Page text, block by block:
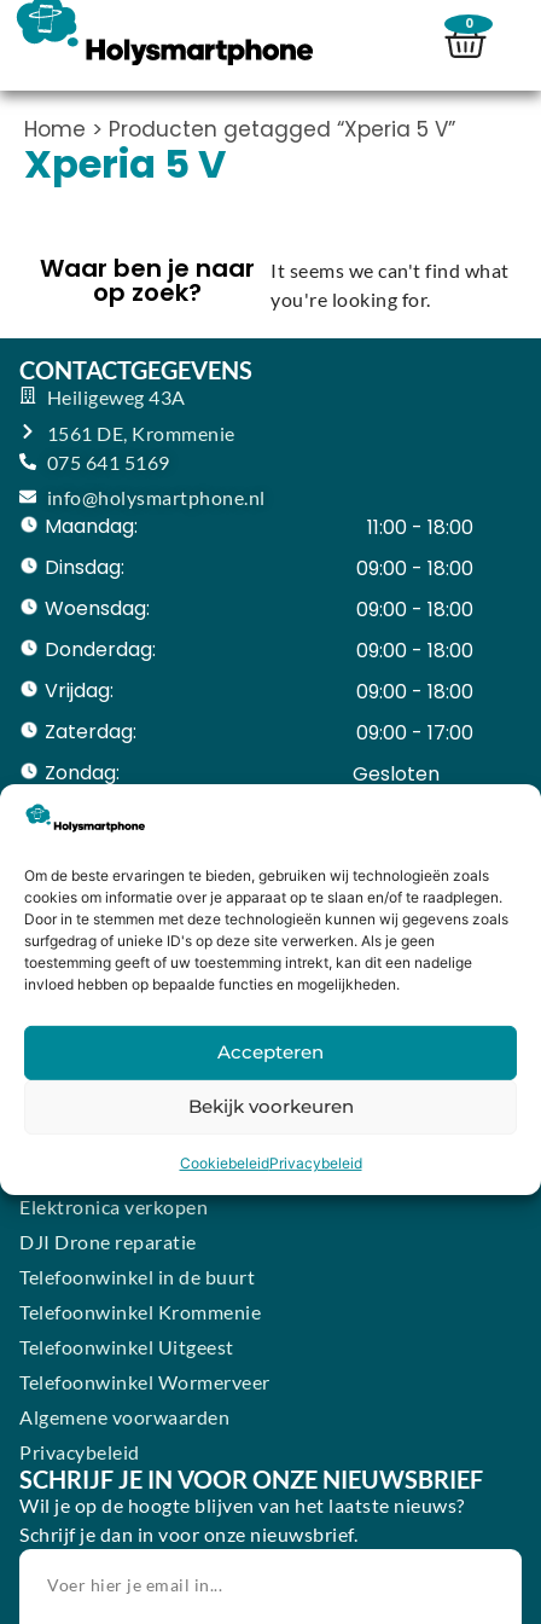
Om de beste ervaringen te bieden, gebruiken wij technologieën zoals
cookies om informatie over je apparaat op te slaan en/of te raadplegen.
Door in te stemmen met deze technologieën kunnen wij gegevens zoals
surfgedrag of unieke ID's op deze site verwerken. Als je geen
toestemming geeft of uw toestemming intrekt, kan dit een nadelige
invloed hebben op bepaalde functies en mogelijkheden.
Accepteren
Bekijk voorkeuren
CookiebeleidPrivacybeleid
0
Home > Producten getagged “Xperia 5 V”
Xperia 5 V
Waar ben je naar
op zoek?
It seems we can't find what
you're looking for.
CONTACTGEGEVENS
Heiligeweg 43A
1561 DE, Krommenie
075 641 5169
info@holysmartphone.nl
Maandag:
11:00 - 18:00
Dinsdag:
09:00 - 18:00
Woensdag:
09:00 - 18:00
Donderdag:
09:00 - 18:00
Vrijdag:
09:00 - 18:00
Zaterdag:
09:00 - 17:00
Zondag:
Gesloten ​ ​ ​ ​ ​ ​ ​
ACCOUNT
Mijn Account
Bestellingen
Mijn winkelwagen
HANDIGE LINKS
Levering en retourneren
Garantie
Contact
Samsung smartphone laten maken
Elektronica verkopen
DJI Drone reparatie
Telefoonwinkel in de buurt
Telefoonwinkel Krommenie
Telefoonwinkel Uitgeest
Telefoonwinkel Wormerveer
Algemene voorwaarden
Privacybeleid
SCHRIJF JE IN VOOR ONZE NIEUWSBRIEF
Wil je op de hoogte blijven van het laatste nieuws?
Schrijf je dan in voor onze nieuwsbrief.